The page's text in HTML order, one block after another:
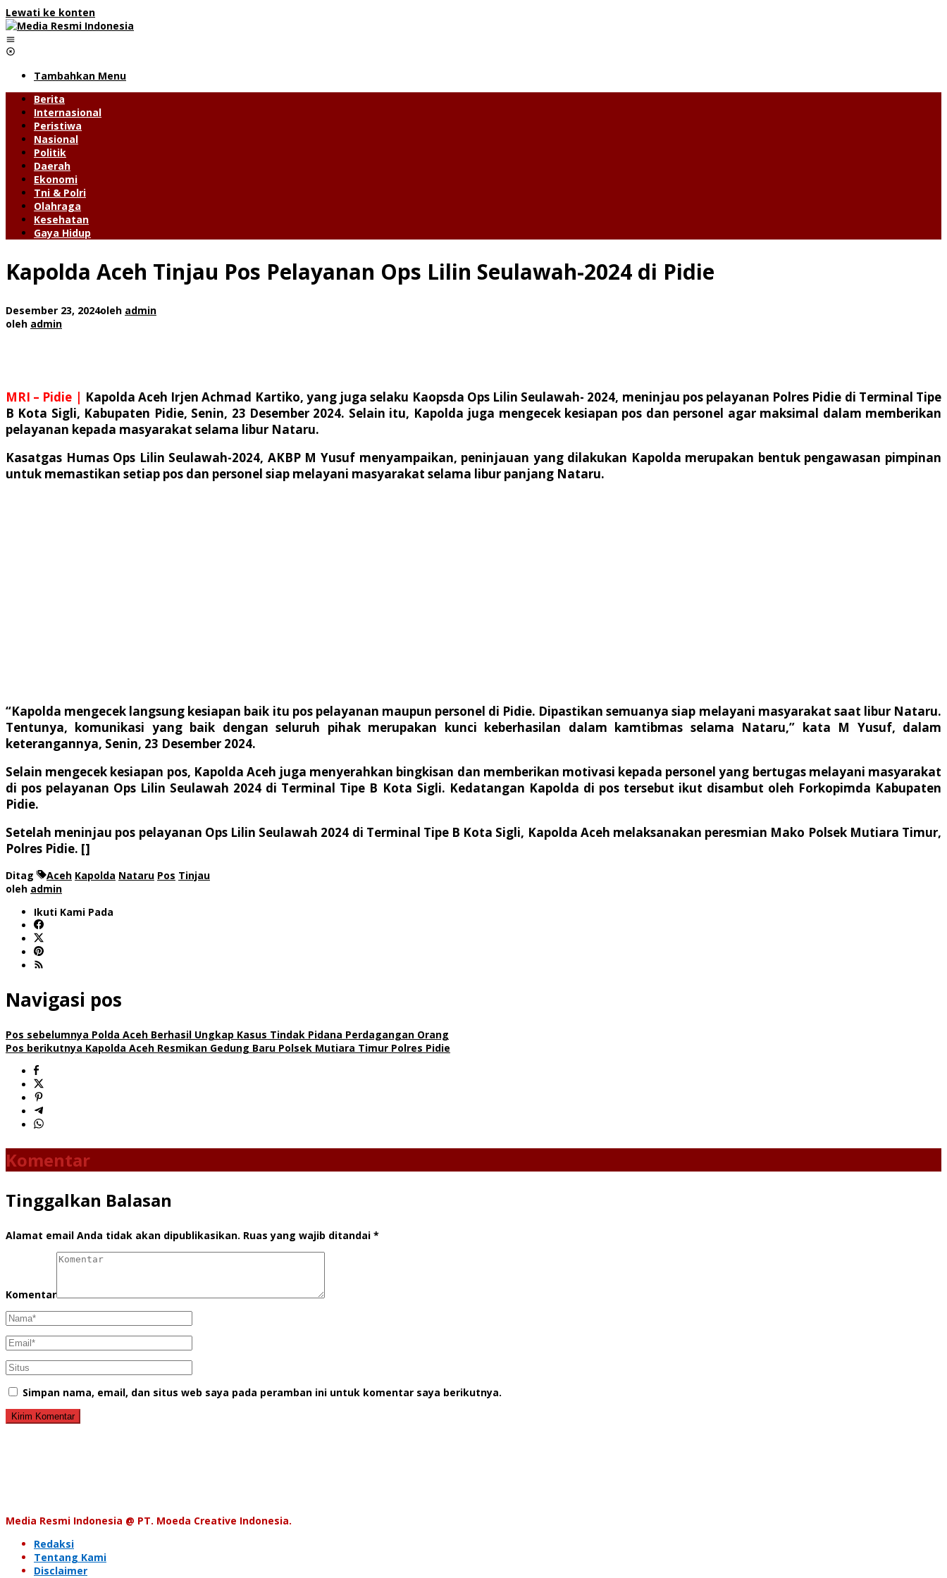
Lewati ke konten
Tambahkan Menu
Berita
Internasional
Peristiwa
Nasional
Politik
Daerah
Ekonomi
Tni & Polri
Olahraga
Kesehatan
Gaya Hidup
Kapolda Aceh Tinjau Pos Pelayanan Ops Lilin Seulawah-2024 di Pidie
Desember 23, 2024oleh admin
oleh admin
MRI – Pidie | Kapolda Aceh Irjen Achmad Kartiko, yang juga selaku Kaopsda Ops Lilin Seulawah- 2024, meninjau pos pelayanan Polres Pidie di Terminal Tipe
B Kota Sigli, Kabupaten Pidie, Senin, 23 Desember 2024. Selain itu, Kapolda juga mengecek kesiapan pos dan personel agar maksimal dalam memberikan
pelayanan kepada masyarakat selama libur Nataru.
Kasatgas Humas Ops Lilin Seulawah-2024, AKBP M Yusuf menyampaikan, peninjauan yang dilakukan Kapolda merupakan bentuk pengawasan pimpinan
untuk memastikan setiap pos dan personel siap melayani masyarakat selama libur panjang Nataru.
“Kapolda mengecek langsung kesiapan baik itu pos pelayanan maupun personel di Pidie. Dipastikan semuanya siap melayani masyarakat saat libur Nataru.
Tentunya, komunikasi yang baik dengan seluruh pihak merupakan kunci keberhasilan dalam kamtibmas selama Nataru,” kata M Yusuf, dalam
keterangannya, Senin, 23 Desember 2024.
Selain mengecek kesiapan pos, Kapolda Aceh juga menyerahkan bingkisan dan memberikan motivasi kepada personel yang bertugas melayani masyarakat
di pos pelayanan Ops Lilin Seulawah 2024 di Terminal Tipe B Kota Sigli. Kedatangan Kapolda di pos tersebut ikut disambut oleh Forkopimda Kabupaten
Pidie.
Setelah meninjau pos pelayanan Ops Lilin Seulawah 2024 di Terminal Tipe B Kota Sigli, Kapolda Aceh melaksanakan peresmian Mako Polsek Mutiara Timur,
Polres Pidie. []
Ditag Aceh Kapolda Nataru Pos Tinjau
oleh admin
Ikuti Kami Pada
Navigasi pos
Pos sebelumnya Polda Aceh Berhasil Ungkap Kasus Tindak Pidana Perdagangan Orang
Pos berikutnya Kapolda Aceh Resmikan Gedung Baru Polsek Mutiara Timur Polres Pidie
Komentar
Tinggalkan Balasan
Alamat email Anda tidak akan dipublikasikan. Ruas yang wajib ditandai *
Komentar
Simpan nama, email, dan situs web saya pada peramban ini untuk komentar saya berikutnya.
Media Resmi Indonesia @ PT. Moeda Creative Indonesia.
Redaksi
Tentang Kami
Disclaimer